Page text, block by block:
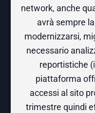
network, anche
avrà sempre
modernizzarsi,
necessario
reportistiche
piattaforma
accessi al sito
trimestre quindi